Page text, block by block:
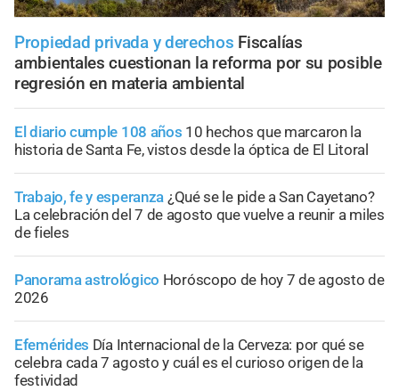
Propiedad privada y derechos Fiscalías
ambientales cuestionan la reforma por su posible
regresión en materia ambiental
El diario cumple 108 años 10 hechos que marcaron la
historia de Santa Fe, vistos desde la óptica de El Litoral
Trabajo, fe y esperanza ¿Qué se le pide a San Cayetano?
La celebración del 7 de agosto que vuelve a reunir a miles
de fieles
Panorama astrológico Horóscopo de hoy 7 de agosto de
2026
Efemérides Día Internacional de la Cerveza: por qué se
celebra cada 7 agosto y cuál es el curioso origen de la
festividad